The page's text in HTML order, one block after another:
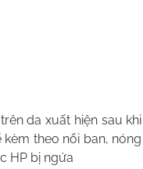
da xuất hiện sau khi
theo nổi ban, nóng
HP bị ngứa